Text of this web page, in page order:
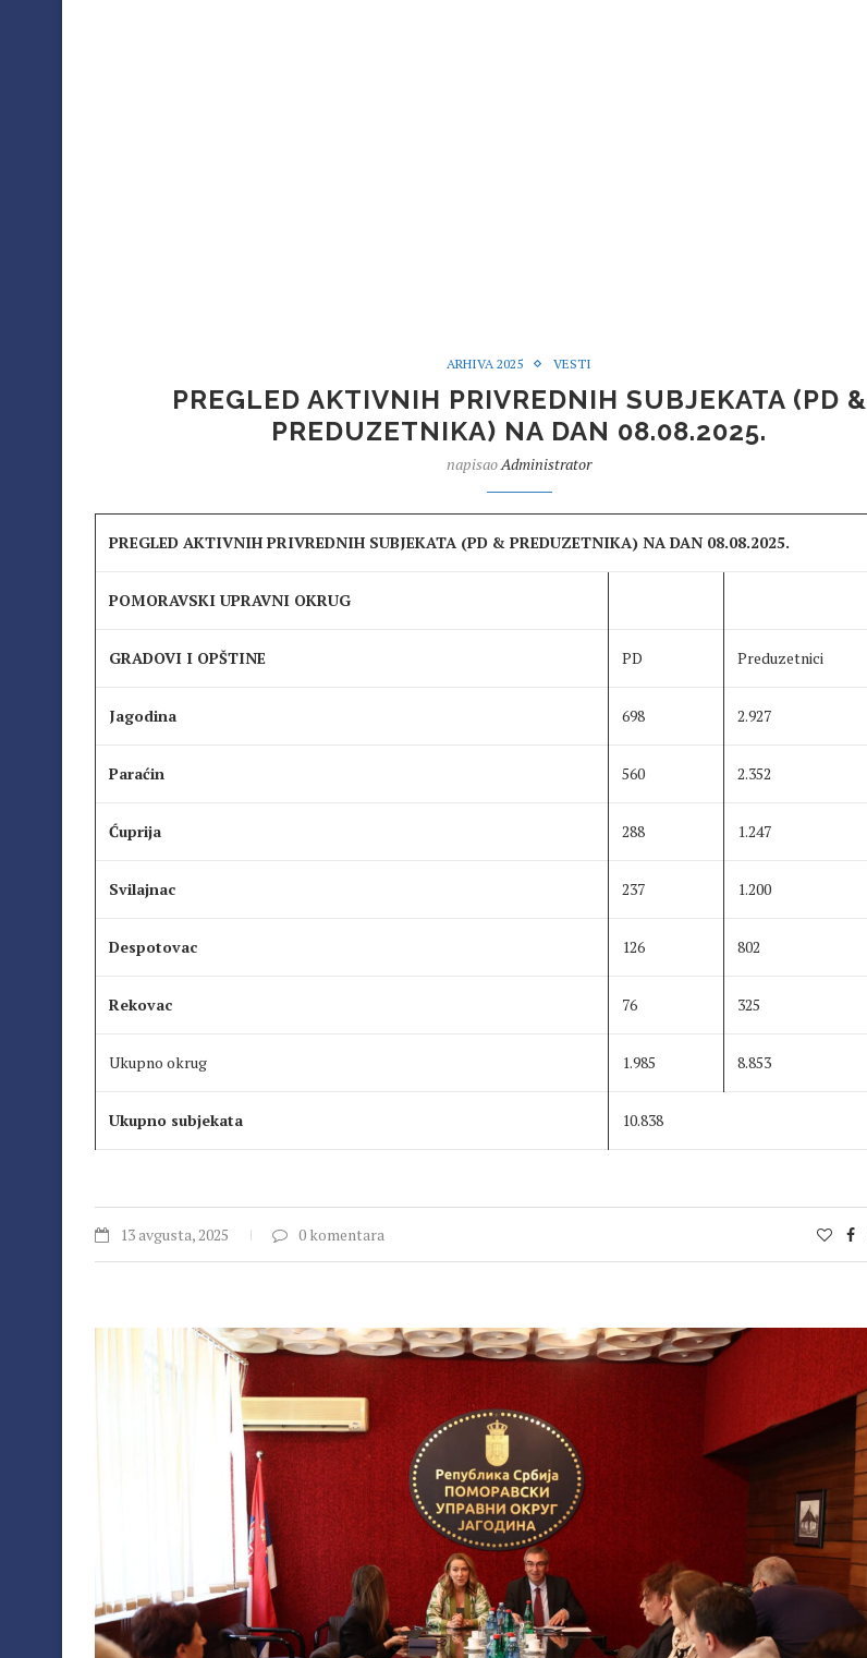
ARHIVA 2025 VESTI
PREGLED AKTIVNIH PRIVREDNIH SUBJEKATA (PD &
PREDUZETNIKA) NA DAN 08.08.2025.
napisaoAdministrator
PREGLED AKTIVNIH PRIVREDNIH SUBJEKATA (PD & PREDUZETNIKA) NA DAN 08.08.2025.
POMORAVSKI UPRAVNI OKRUG
GRADOVI I OPŠTINE PD Preduzetnici
Jagodina 698 2.927
Paraćin 560 2.352
Ćuprija 288 1.247
Svilajnac 237 1.200
Despotovac 126 802
Rekovac 76 325
Ukupno okrug 1.985 8.853
Ukupno subjekata 10.838
13 avgusta, 2025 0 komentara